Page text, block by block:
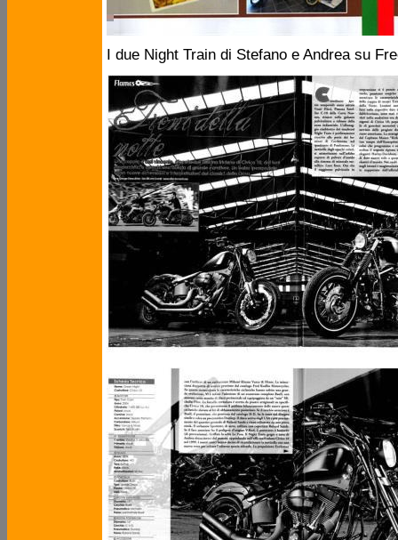
I due Night Train di Stefano e Andrea su